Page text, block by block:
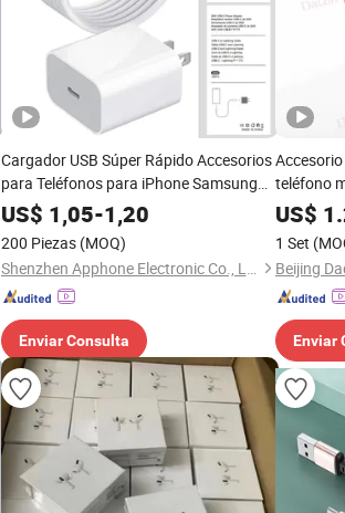
Cargador USB Súper Rápido Accesorios
para Teléfonos para iPhone Samsung
Huawei Xiaomi Pd 20W Accesorios de
Carga para Móviles
US$ 1,05-1,20
200 Piezas (MOQ)
Shenzhen Apphone Electronic Co., Ltd.
Enviar Consulta
teléfono
US$
1 Set
Enviar